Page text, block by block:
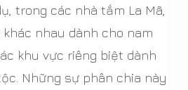
trong các nhà tắm La Mã,
nhau dành cho nam
khu vực riêng biệt dành
Những sự phân chia này